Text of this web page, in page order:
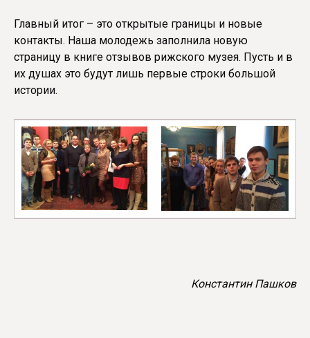
Главный итог – это открытые границы и новые
контакты. Наша молодежь заполнила новую
страницу в книге отзывов рижского музея. Пусть и в
их душах это будут лишь первые строки большой
истории.
Константин Пашков